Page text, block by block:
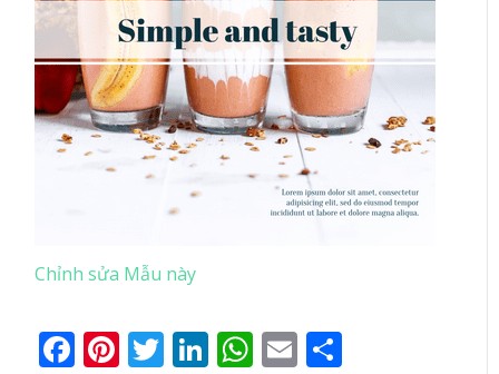
Chỉnh sửa Mẫu này
Facebook
Pinterest
Twitter
LinkedIn
WhatsApp
Email